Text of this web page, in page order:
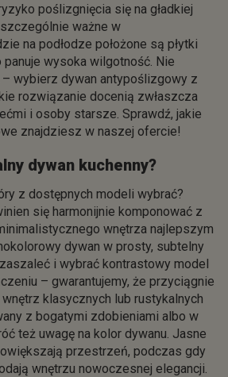
poślizgnięcia się na gładkiej
ważne w
na podłodze położone są płytki
panuje wysoka wilgotność. Nie
wybierz dywan antypoślizgowy z
rozwiązanie docenią zwłaszcza
i osoby starsze. Sprawdź, jakie
znajdziesz w naszej ofercie!
dywan kuchenny?
z dostępnych modeli wybrać?
się harmonijnie komponować z
wnętrza najlepszym
dywan w prosty, subtelny
i wybrać kontrastowy model
– gwarantujemy, że przyciągnie
klasycznych lub rustykalnych
z bogatymi zdobieniami albo w
też uwagę na kolor dywanu. Jasne
przestrzeń, podczas gdy
wnętrzu nowoczesnej elegancji.